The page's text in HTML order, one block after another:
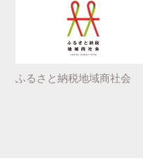
ふるさと納税地域商社会